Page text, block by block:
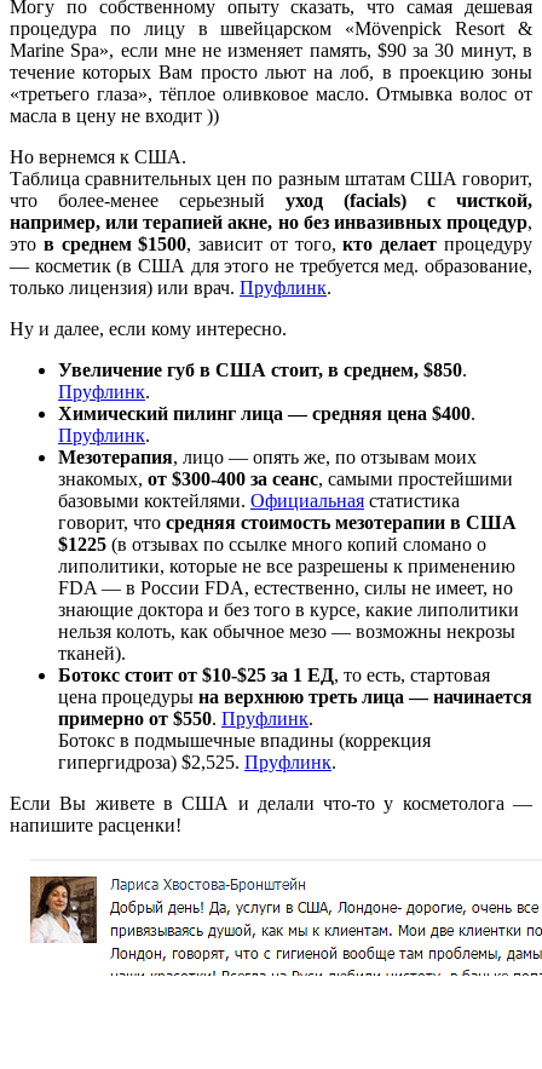
Могу по собственному опыту сказать, что самая дешевая
процедура по лицу в швейцарском «Mövenpick Resort &
Marine Spa», если мне не изменяет память, $90 за 30 минут, в
течение которых Вам просто льют на лоб, в проекцию зоны
«третьего глаза», тёплое оливковое масло. Отмывка волос от
масла в цену не входит ))
Но вернемся к США.
Таблица сравнительных цен по разным штатам США говорит,
что более-менее серьезный уход (facials) с чисткой,
например, или терапией акне, но без инвазивных процедур,
это в среднем $1500, зависит от того,кто делает процедуру
— косметик (в США для этого не требуется мед. образование,
только лицензия) или врач. Пруфлинк.
Ну и далее, если кому интересно.
Увеличение губ в США стоит, в среднем, $850.
Пруфлинк.
Химический пилинг лица — средняя цена $400.
Пруфлинк.
Мезотерапия, лицо — опять же, по отзывам моих
знакомых, от $300-400 за сеанс, самыми простейшими
базовыми коктейлями. Официальная статистика
говорит, что средняя стоимость мезотерапии в США
$1225 (в отзывах по ссылке много копий сломано о
липолитики, которые не все разрешены к применению
FDA — в России FDA, естественно, силы не имеет, но
знающие доктора и без того в курсе, какие липолитики
нельзя колоть, как обычное мезо — возможны некрозы
тканей).
Ботокс стоит от $10-$25 за 1 ЕД, то есть, стартовая
цена процедуры на верхнюю треть лица — начинается
примерно от $550. Пруфлинк.
Ботокс в подмышечные впадины (коррекция
гипергидроза) $2,525. Пруфлинк.
Если Вы живете в США и делали что-то у косметолога —
напишите расценки!